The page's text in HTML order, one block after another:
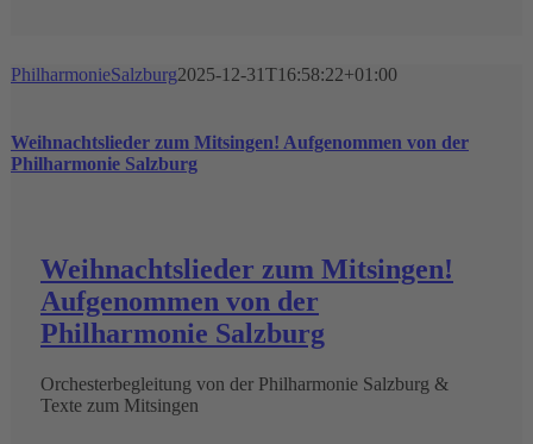
PhilharmonieSalzburg2025-12-31T16:58:22+01:00
Weihnachtslieder zum Mitsingen! Aufgenommen von der
Philharmonie Salzburg
Weihnachtslieder zum Mitsingen!
Aufgenommen von der
Philharmonie Salzburg
Orchesterbegleitung von der Philharmonie Salzburg &
Texte zum Mitsingen